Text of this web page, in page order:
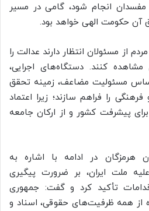
مفسدان انجام شود، گامی در مسیر
آن حکومت الهی خواهد بود.
از مسئولان انتظار دارند عدالت را
کنند. دستگاه‌های اجرایی،
مسئولیت مضاعف، زمینه تحقق
را فراهم سازند؛ زیرا اعتماد
پیشرفت کشور و از ارکان جامعه
هرمزگان در ادامه با اشاره به
ملت ایران، بر ضرورت پیگیری
تأکید کرد و گفت: جمهوری
از همه ظرفیت‌های حقوقی، اسناد و